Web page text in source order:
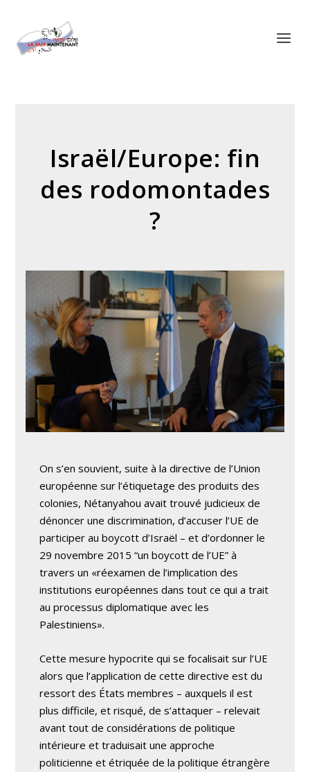
Israël/Europe: fin
des rodomontades
?
On s’en souvient, suite à la directive de l’Union
européenne sur l’étiquetage des produits des
colonies, Nétanyahou avait trouvé judicieux de
dénoncer une discrimination, d’accuser l’UE de
participer au boycott d’Israël – et d’ordonner le
29 novembre 2015 “un boycott de l’UE” à
travers un «réexamen de l’implication des
institutions européennes dans tout ce qui a trait
au processus diplomatique avec les
Palestiniens».
Cette mesure hypocrite qui se focalisait sur l’UE
alors que l’application de cette directive est du
ressort des États membres – auxquels il est
plus difficile, et risqué, de s’attaquer – relevait
avant tout de considérations de politique
intérieure et traduisait une approche
politicienne et étriquée de la politique étrangère